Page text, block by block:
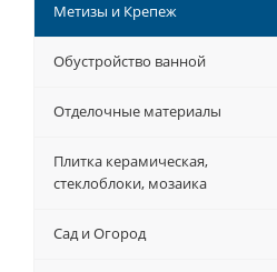
Метизы и Крепеж
Обустройство ванной
Отделочные материалы
Плитка керамическая,
стеклоблоки, мозаика
Сад и Огород